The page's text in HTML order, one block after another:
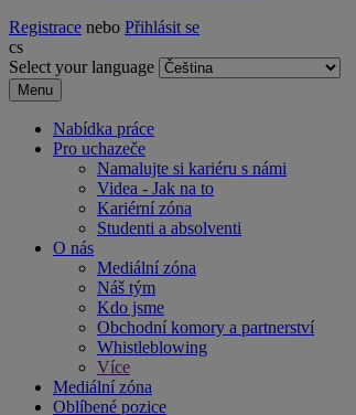
Registrace nebo Přihlásit se
cs
Select your language
Menu
Nabídka práce
Pro uchazeče
Namalujte si kariéru s námi
Videa - Jak na to
Kariérní zóna
Studenti a absolventi
O nás
Mediální zóna
Náš tým
Kdo jsme
Obchodní komory a partnerství
Whistleblowing
Více
Mediální zóna
Oblíbené pozice